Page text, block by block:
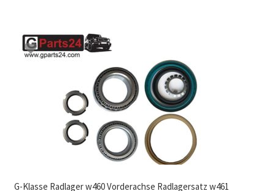
G-Klasse Radlager w460 Vorderachse Radlagersatz w461